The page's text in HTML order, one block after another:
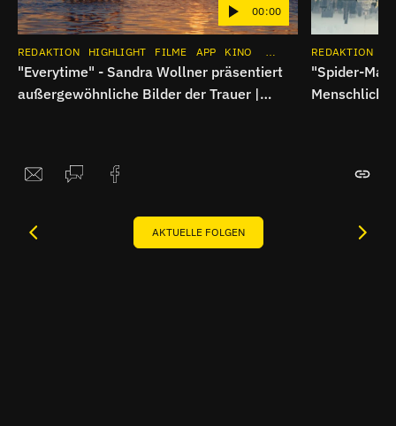
00:00
REDAKTION HIGHLIGHT FILME APP KINO INSTAGRAM
"Everytime" - Sandra Wollner präsentiert
außergewöhnliche Bilder der Trauer |
REDAKTION
"Spider-
AKTUELLE FOLGEN